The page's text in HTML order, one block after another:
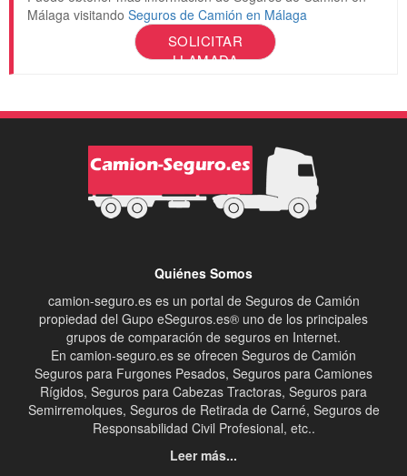
Málaga visitando Seguros de Camión en Málaga
SOLICITAR
LLAMADA
Quiénes Somos
camion-seguro.es es un portal de Seguros de Camión
propiedad del Gupo eSeguros.es® uno de los principales
grupos de comparación de seguros en Internet.
En camion-seguro.es se ofrecen Seguros de Camión
Seguros para Furgones Pesados, Seguros para Camiones
Rígidos, Seguros para Cabezas Tractoras, Seguros para
Semirremolques, Seguros de Retirada de Carné, Seguros de
Responsabilidad Civil Profesional, etc..
Leer más...